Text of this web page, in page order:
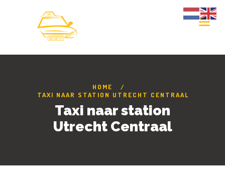
HOME
TAXI NAAR STATION UTRECHT CENTRAAL
Taxi naar station
Utrecht Centraal